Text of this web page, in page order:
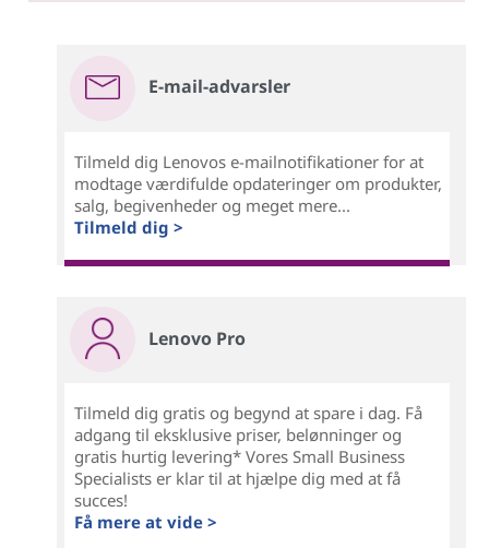
E-mail-advarsler
Tilmeld dig Lenovos e-mailnotifikationer for at
modtage værdifulde opdateringer om produkter,
salg, begivenheder og meget mere...
Tilmeld dig >
Lenovo Pro
Tilmeld dig gratis og begynd at spare i dag. Få
adgang til eksklusive priser, belønninger og
gratis hurtig levering* Vores Small Business
Specialists er klar til at hjælpe dig med at få
succes!
Få mere at vide >